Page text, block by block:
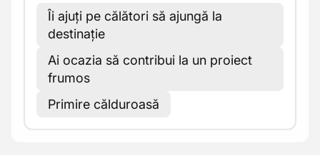
Îi ajuți pe călători să ajungă la
destinație
Ai ocazia să contribui la un proiect
frumos
Primire călduroasă